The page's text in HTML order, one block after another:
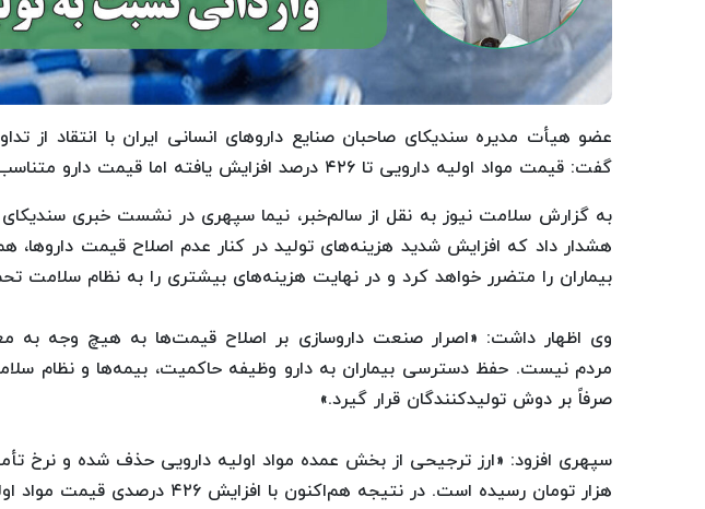
عضو هیأت مدیره سندیکای صاحبان صنایع داروهای انسانی ایران با انتقاد از
گفت: قیمت مواد اولیه دارویی تا ۴۲۶ درصد افزایش یافته اما قیمت دارو متناسب اصلاح نشده است.
به گزارش سلامت نیوز به نقل از سالم‌خبر، نیما سپهری در نشست خبری سندیکای
هشدار داد که افزایش شدید هزینه‌های تولید در کنار عدم اصلاح قیمت
بیماران را متضرر خواهد کرد و در نهایت هزینه‌های بیشتری را به نظام سلامت
وی اظهار داشت: «اصرار صنعت داروسازی بر اصلاح قیمت‌ها به هیچ وجه به
مردم نیست. حفظ دسترسی بیماران به دارو وظیفه حاکمیت، بیمه‌ها و نظام
صرفاً بر دوش تولیدکنندگان قرار گیرد.»
هزار تومان رسیده است. در نتیجه هم‌اکنون با افزایش ۴۲۶ درصدی قیمت مواد اولیه مواجه هستیم.»